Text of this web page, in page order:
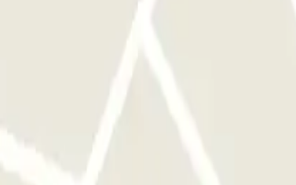
Comunica al personale la tua uscita. SE IL TUO